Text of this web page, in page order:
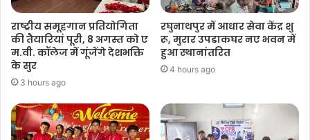
राष्ट्रीय समूहगान प्रतियोगिता
की तैयारियां पूरी, 8 अगस्त को ए
म.वी. कॉलेज में गूंजेंगे देशभक्ति
के सुर
3 hours ago
रघुनाथपुर में आधार सेवा केंद्र शु
रू, मुरार उपडाकघर नए भवन में
हुआ स्थानांतरित
4 hours ago